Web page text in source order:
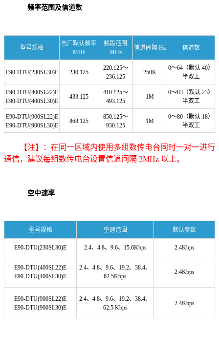
频率范围及信道数
型号规格
出厂默认频率
MHz
频段范围
MHz
信道间隔 Hz 信道数
E90-DTU(230SL30)E 230.125
220.125～
236.125
250K
0～64（默认 40）
半双工
E90-DTU(400SL22)E
E90-DTU(400SL30)E
433.125
410.125～
493.125
1M
0～83（默认 23）
半双工
E90-DTU(900SL22)E
E90-DTU(900SL30)E
868.125
850.125～
930.125
1M
0～80（默认 18）
半双工
【注】：在同一区域内使用多组数传电台同时一对一进行
通信，建议每组数传电台设置信道间隔 3MHz 以上。
空中速率
型号规格 空速范围 默认参数
E90-DTU(230SL30)E 2.4、4.8、9.6、15.6Kbps 2.4Kbps
E90-DTU(400SL22)E
E90-DTU(400SL30)E
2.4、4.8、9.6、19.2、38.4、
62.5Kbps
2.4Kbps
E90-DTU(900SL22)E
E90-DTU(900SL30)E
2.4、4.8、9.6、19.2、38.4、
62.5 Kbps
2.4Kbps